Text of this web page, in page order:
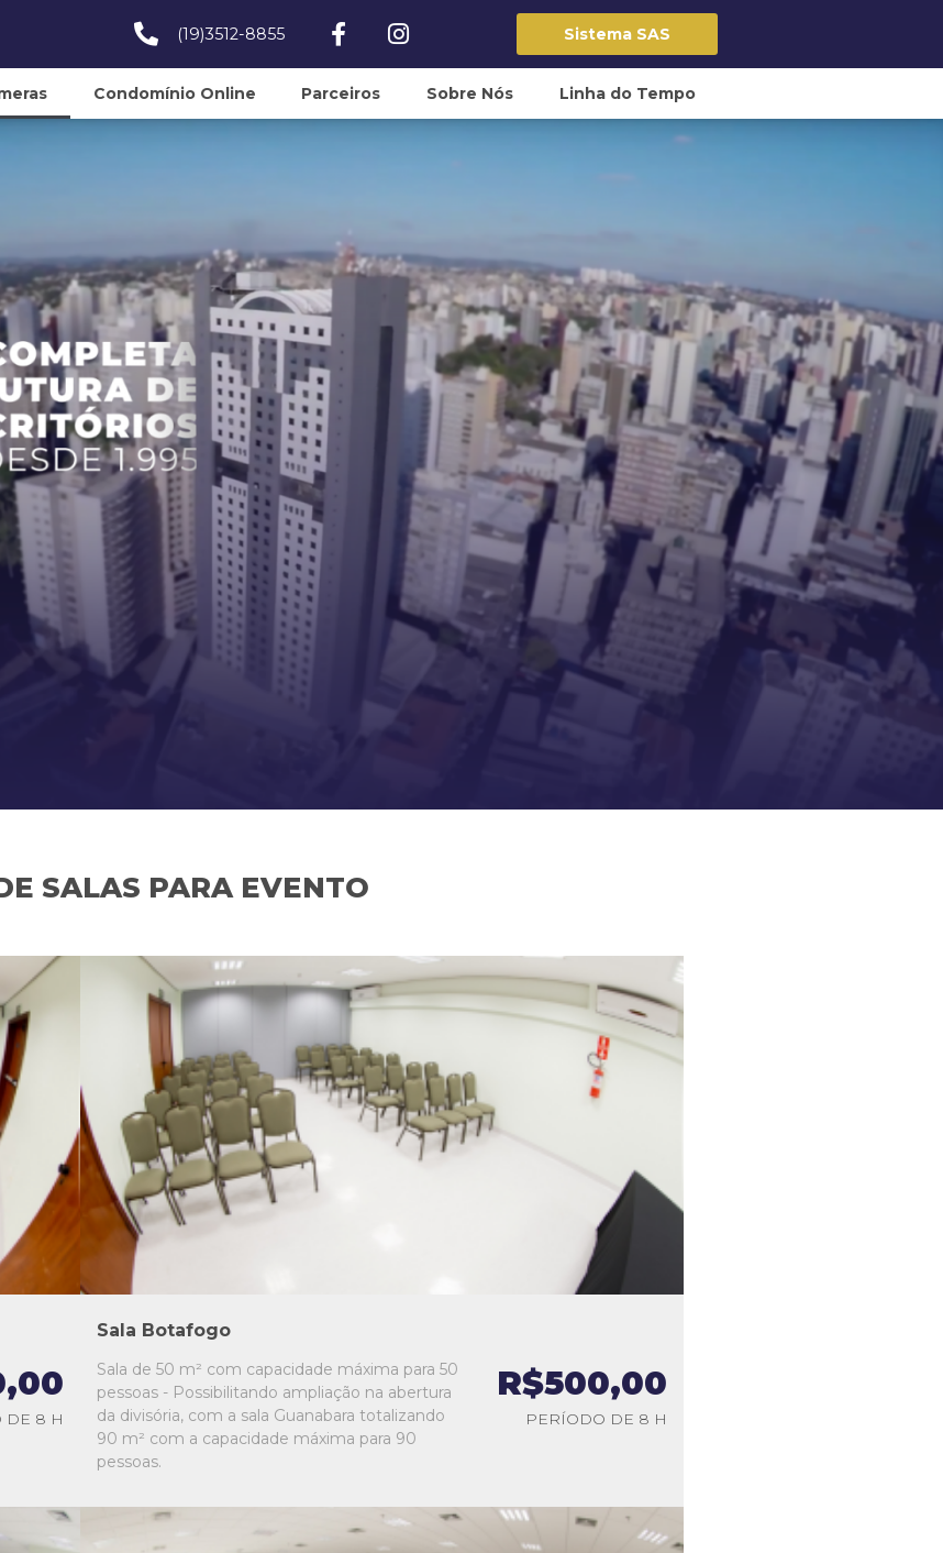
(19)3512-8855 Sistema SAS
Condomínio Online Parceiros Sobre Nós Linha do Tempo
SALAS PARA EVENTO
DE 8 H
L3
L4
L5
Sala Botafogo
Sala de 50 m² com capacidade máxima para 50
pessoas - Possibilitando ampliação na abertura
da divisória, com a sala Guanabara totalizando
90 m² com a capacidade máxima para 90
pessoas.
R$500,00
PERÍODO DE 8 H